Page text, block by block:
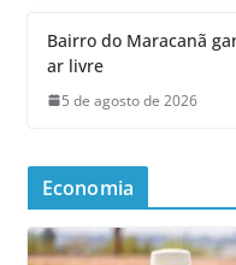
Bairro do Maracanã
ar livre
5 de agosto de 2026
Economia